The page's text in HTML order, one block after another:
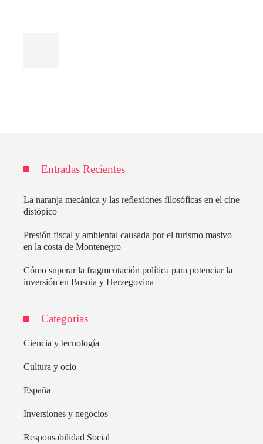
Entradas Recientes
La naranja mecánica y las reflexiones filosóficas en el cine
distópico
Presión fiscal y ambiental causada por el turismo masivo
en la costa de Montenegro
Cómo superar la fragmentación política para potenciar la
inversión en Bosnia y Herzegovina
Categorías
Ciencia y tecnología
Cultura y ocio
España
Inversiones y negocios
Responsabilidad Social